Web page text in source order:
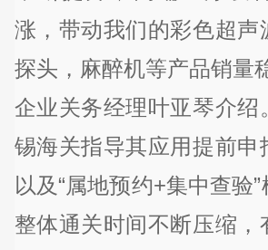
涨，带动我们的彩色超声
探头，麻醉机等产品销量
企业关务经理叶亚琴介绍
锡海关指导其应用提前申
以及“属地预约+集中查验
整体通关时间不断压缩，